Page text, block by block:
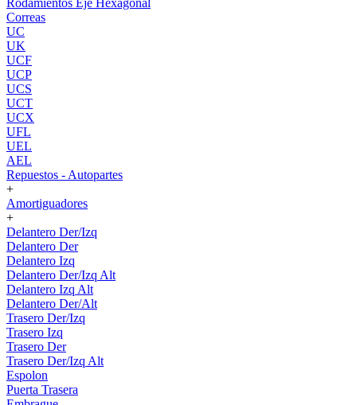
Rodamientos Eje Hexagonal
Correas
UC
UK
UCF
UCP
UCS
UCT
UCX
UFL
UEL
AEL
Repuestos - Autopartes
+
Amortiguadores
+
Delantero Der/Izq
Delantero Der
Delantero Izq
Delantero Der/Izq Alt
Delantero Izq Alt
Delantero Der/Alt
Trasero Der/Izq
Trasero Izq
Trasero Der
Trasero Der/Izq Alt
Espolon
Puerta Trasera